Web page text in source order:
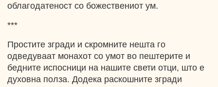
облагодатеност со божествениот ум.
***
Простите згради и скромните нешта го
одведуваат монахот со умот во пештерите и
бедните испосници на нашите свети отци, што е
духовна полза. Додека раскошните згради